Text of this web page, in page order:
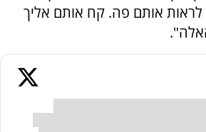
לראות אותם פה. קח אותם אליך